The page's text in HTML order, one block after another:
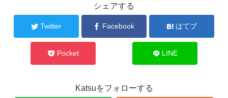
シェアする
Twitter Facebook はてブ
Pocket LINE
Katsuをフォローする